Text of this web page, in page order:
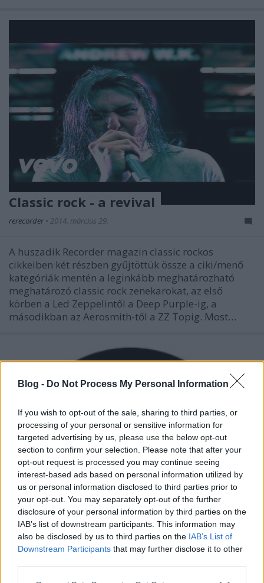
Blog - Do Not Process My Personal Information
If you wish to opt-out of the sale, sharing to third parties, or
processing of your personal or sensitive information for
targeted advertising by us, please use the below opt-out
section to confirm your selection. Please note that after your
opt-out request is processed you may continue seeing
interest-based ads based on personal information utilized by
us or personal information disclosed to third parties prior to
your opt-out. You may separately opt-out of the further
disclosure of your personal information by third parties on the
IAB’s list of downstream participants. This information may
also be disclosed by us to third parties on the IAB’s List of
Downstream Participants that may further disclose it to other
Classic rock - a revival
rerecorder • 2014. március 29.
A huszadik Recorder magazin classic rockos
cikkeiben két részben gyűjtöttük össze a ciki/menő
kategóriák mentén a leginkább meghatározható
meghatározó classic rock zenekarokat, az első
körben a Led Zeppelintől a Deep Purple-ig, a
másodikban az Aerosmith-től a ZZ Topig. Most…